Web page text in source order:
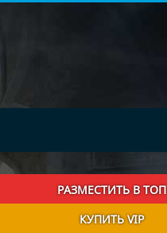
РАЗМЕСТИТЬ В ТОП
КУПИТЬ VIP